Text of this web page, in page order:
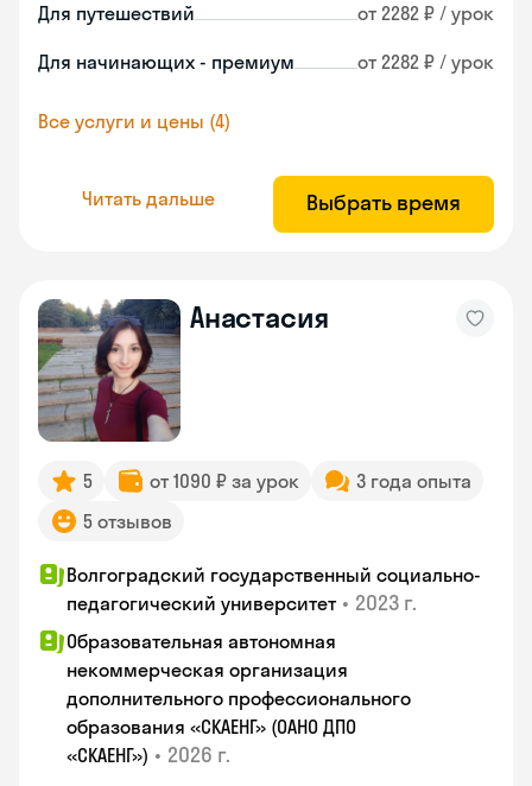
Для путешествий от 2282 ₽ / урок
Для начинающих - премиум от 2282 ₽ / урок
Все услуги и цены (4)
Читать дальше Выбрать время
Анастасия
5 от 1090 ₽ за урок
3 года опыта
5 отзывов
Волгоградский государственный социально-
педагогический университет • 2023 г.
Образовательная автономная
некоммерческая организация
дополнительного профессионального
образования «СКАЕНГ» (ОАНО ДПО
«СКАЕНГ») • 2026 г.